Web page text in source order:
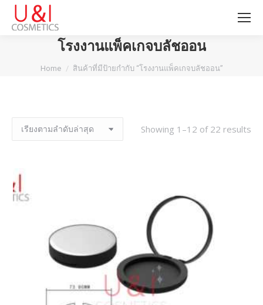
โรงงานแพ็คเกจบลัชออน
You are here:
Home สินค้าที่มีป้ายกำกับ “โรงงานแพ็คเกจบลัชออน”
Showing 1–12 of 22 results